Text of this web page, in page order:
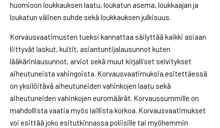
huomioon loukkauksen laatu, loukatun asema, loukkaajan ja
loukatun välinen suhde sekä loukkauksen julkisuus.
Korvausvaatimusten tueksi kannattaa säilyttää kaikki asiaan
liittyvät laskut, kuitit, asiantuntijalausunnot kuten
lääkärinlausunnot, arviot sekä muut kirjalliset selvitykset
aiheutuneista vahingoista. Korvausvaatimuksia esitettäessä
on yksilöitävä aiheutuneiden vahinkojen laatu sekä
aiheutuneiden vahinkojen euromäärät. Korvaussummille on
mahdollista vaatia myös laillista korkoa. Korvausvaatimukset
voi esittää joko esitutkinnassa poliisille tai myöhemmin